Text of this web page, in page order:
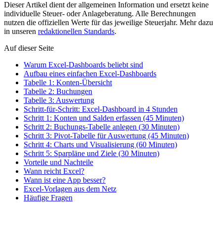
Dieser Artikel dient der allgemeinen Information und ersetzt keine
individuelle Steuer- oder Anlageberatung. Alle Berechnungen
nutzen die offiziellen Werte für das jeweilige Steuerjahr. Mehr dazu
in unseren redaktionellen Standards.
Auf dieser Seite
Warum Excel-Dashboards beliebt sind
Aufbau eines einfachen Excel-Dashboards
Tabelle 1: Konten-Übersicht
Tabelle 2: Buchungen
Tabelle 3: Auswertung
Schritt-für-Schritt: Excel-Dashboard in 4 Stunden
Schritt 1: Konten und Salden erfassen (45 Minuten)
Schritt 2: Buchungs-Tabelle anlegen (30 Minuten)
Schritt 3: Pivot-Tabelle für Auswertung (45 Minuten)
Schritt 4: Charts und Visualisierung (60 Minuten)
Schritt 5: Sparpläne und Ziele (30 Minuten)
Vorteile und Nachteile
Wann reicht Excel?
Wann ist eine App besser?
Excel-Vorlagen aus dem Netz
Häufige Fragen